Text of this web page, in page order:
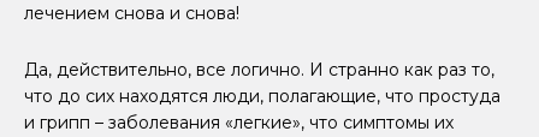
лечением снова и снова!
Да, действительно, все логично. И странно как раз то,
что до сих находятся люди, полагающие, что простуда
и грипп – заболевания «легкие», что симптомы их